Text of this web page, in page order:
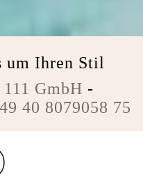
um Ihren Stil
GmbH -
40 8079058 75